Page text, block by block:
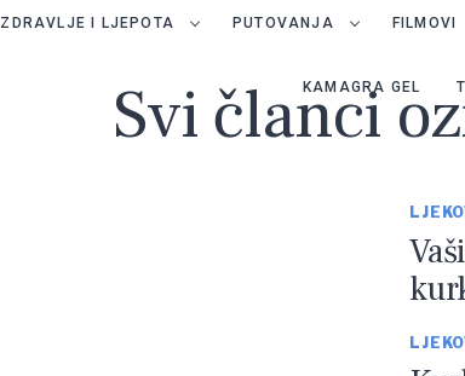
ZDRAVLJE I LJEPOTA PUTOVANJA FILMOVI
KAMAGRA GEL
Svi članci